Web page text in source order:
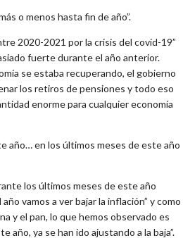
o menos hasta fin de año”.
2020-2021 por la crisis del covid-19”
fuerte durante el año anterior.
se estaba recuperando, el gobierno
los retiros de pensiones y todo eso
enorme para cualquier economía
año… en los últimos meses de este año
los últimos meses de este año
vamos a ver bajar la inflación” y como
y el pan, lo que hemos observado es
ya se han ido ajustando a la baja”.